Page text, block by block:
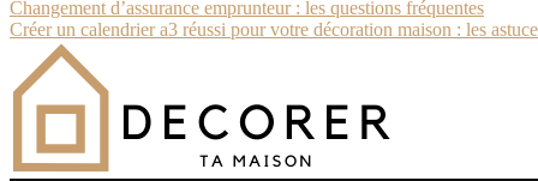
Changement d’assurance emprunteur : les questions fréquentes
Créer un calendrier a3 réussi pour votre décoration maison : les